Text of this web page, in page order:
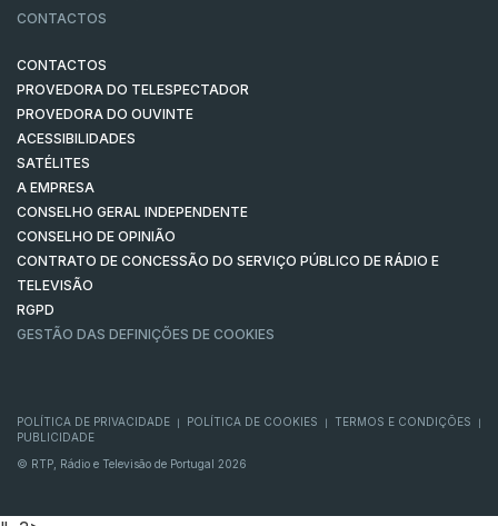
CONTACTOS
CONTACTOS
PROVEDORA DO TELESPECTADOR
PROVEDORA DO OUVINTE
ACESSIBILIDADES
SATÉLITES
A EMPRESA
CONSELHO GERAL INDEPENDENTE
CONSELHO DE OPINIÃO
CONTRATO DE CONCESSÃO DO SERVIÇO PÚBLICO DE RÁDIO E
TELEVISÃO
RGPD
GESTÃO DAS DEFINIÇÕES DE COOKIES
POLÍTICA DE PRIVACIDADE POLÍTICA DE COOKIES TERMOS E CONDIÇÕES
PUBLICIDADE
© RTP, Rádio e Televisão de Portugal 2026